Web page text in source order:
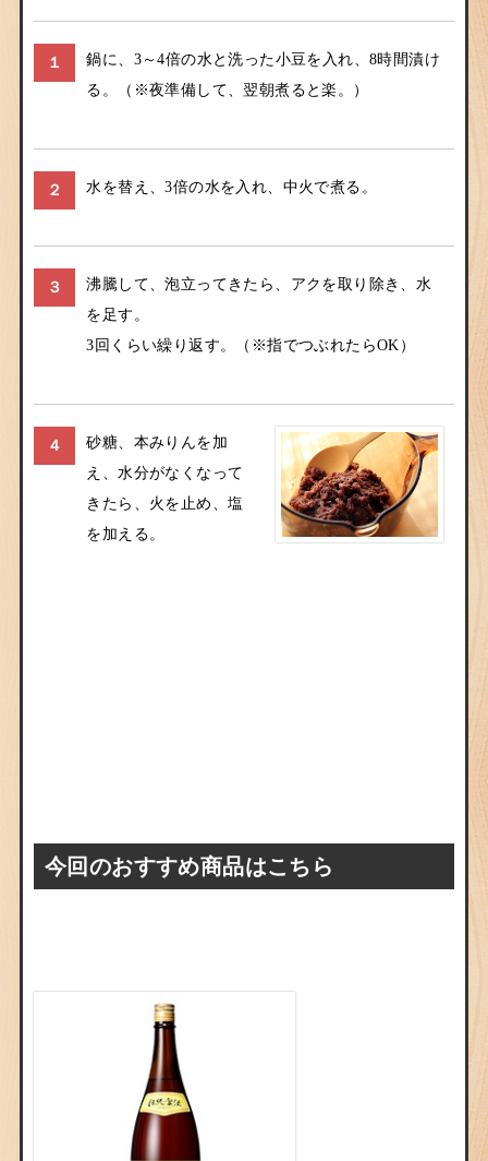
１
鍋に、3～4倍の水と洗った小豆を入れ、8時間漬け
る。（※夜準備して、翌朝煮ると楽。）
２ 水を替え、3倍の水を入れ、中火で煮る。
３
沸騰して、泡立ってきたら、アクを取り除き、水
を足す。
3回くらい繰り返す。（※指でつぶれたらOK）
４
砂糖、本みりんを加
え、水分がなくなって
きたら、火を止め、塩
を加える。
今回のおすすめ商品はこちら